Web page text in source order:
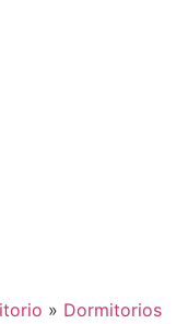
» Dormitorios